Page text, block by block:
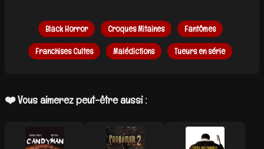
Black Horror Croques Mitaines Fantômes
Franchises Cultes Malédictions Tueurs en série
❤️ Vous aimerez peut-être aussi :